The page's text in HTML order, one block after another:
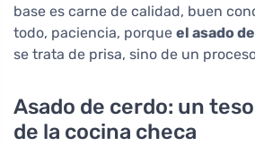
base es carne de calidad, buen
todo, paciencia, porque el asado
se trata de prisa, sino de un
Asado de cerdo: un
de la cocina checa